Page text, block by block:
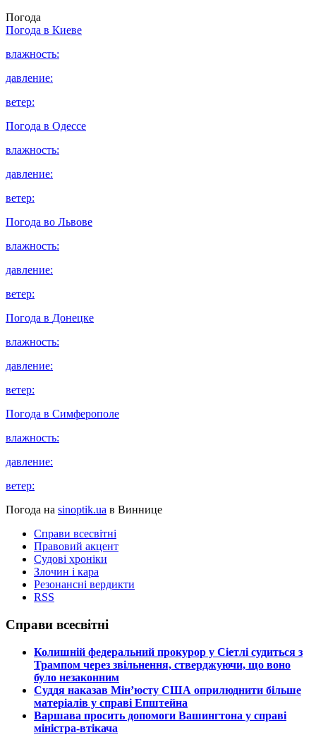
Погода
Погода в Киеве
влажность:
давление:
ветер:
Погода в Одессе
влажность:
давление:
ветер:
Погода во Львове
влажность:
давление:
ветер:
Погода в Донецке
влажность:
давление:
ветер:
Погода в Симферополе
влажность:
давление:
ветер:
Погода на sinoptik.ua в Виннице
Справи всесвітні
Правовий акцент
Судові хроніки
Злочин і кара
Резонансні вердикти
RSS
Справи всесвітні
​Колишній федеральний прокурор у Сіетлі судиться з
Трампом через звільнення, стверджуючи, що воно
було незаконним
​Суддя наказав Мін’юсту США оприлюднити більше
матеріалів у справі Епштейна
​Варшава просить допомоги Вашингтона у справі
міністра-втікача